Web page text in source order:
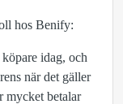
hos Benify:
idag, och
när det gäller
mycket betalar